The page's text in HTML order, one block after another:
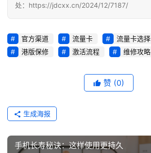
增
值
业
务
处：https://jdcxx.cn/2024/12/7187/
官方渠道 流量卡
流量卡选择
港版保修
激活流程 维修攻略
赞 (0)
生成海报
手机长寿秘诀：这样使用更持久